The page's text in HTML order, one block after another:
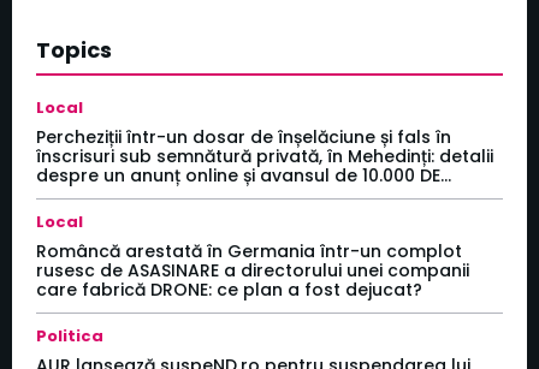
Topics
Local
Percheziții într-un dosar de înșelăciune și fals în
înscrisuri sub semnătură privată, în Mehedinți: detalii
despre un anunț online și avansul de 10.000 DE...
Local
Româncă arestată în Germania într-un complot
rusesc de ASASINARE a directorului unei companii
care fabrică DRONE: ce plan a fost dejucat?
Politica